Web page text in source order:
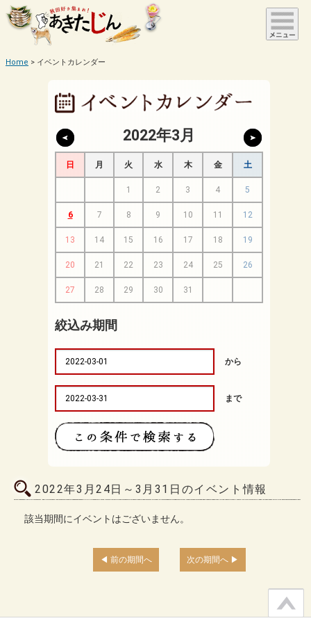
Home イベントカレンダー
2022年3月
日 月 火 水 木 金 土
1 2 3 4 5
6 7 8 9 10 11 12
13 14 15 16 17 18 19
20 21 22 23 24 25 26
27 28 29 30 31
絞込み期間
から
まで
2022年3月24日～3月31日のイベント情報
該当期間にイベントはございません。
前の期間へ 次の期間へ